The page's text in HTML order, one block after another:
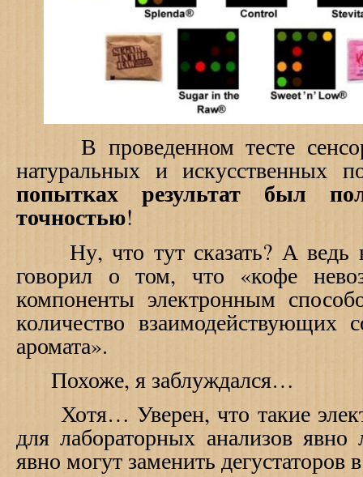
В проведенном тесте
натуральных и искусственных
попытках результат был
точностью!
Ну, что тут сказать? А ведь
говорил о том, что «кофе
компоненты электронным
количество взаимодействующих
аромата».
Похоже, я заблуждался…
Хотя… Уверен, что такие
для лабораторных анализов
явно могут заменить дегустаторов